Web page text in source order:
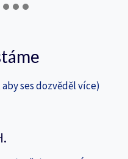
ses dozvěděl více)